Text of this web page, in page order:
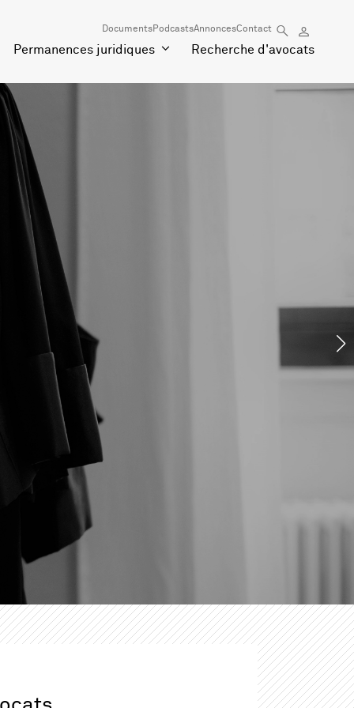
DocumentsPodcastsAnnoncesContact
Permanences juridiques Recherche d'avocats